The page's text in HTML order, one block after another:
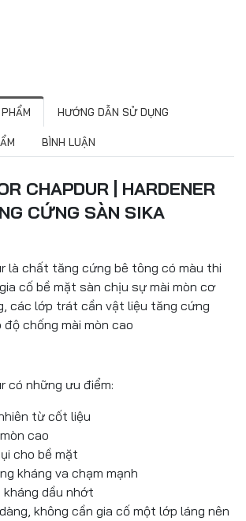
HƯỚNG DẪN SỬ DỤNG
BÌNH LUẬN
CHAPDUR | HARDENER
CỨNG SÀN SIKA
là chất tăng cứng bê tông có màu thi
cố bề mặt sàn chịu sự mài mòn cơ
các lớp trát cần vật liệu tăng cứng
chống mài mòn cao
có những ưu điểm:
từ cốt liệu
cao
cho bề mặt
kháng va chạm mạnh
kháng dầu nhớt
không cần gia cố một lớp láng nên